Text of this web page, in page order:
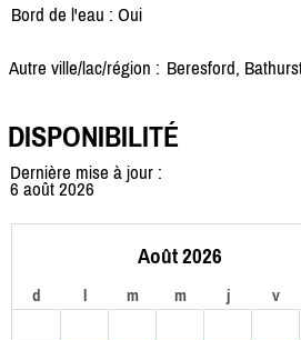
Bord de l'eau : Oui
Autre ville/lac/région : Beresford,
DISPONIBILITÉ
Dernière mise à jour :
6 août 2026
Août 2026
d l m m j v